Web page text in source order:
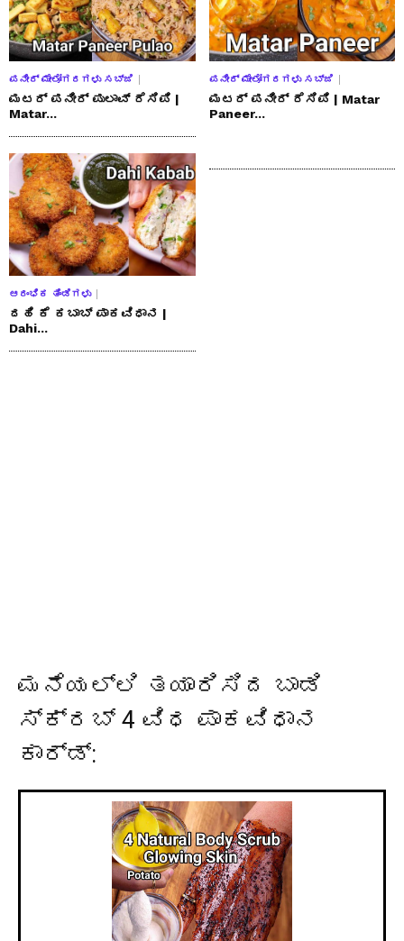
ಪನೀರ್ ಮೇಲೋಗರಗಳು ಸಬ್ಜಿ
ಮಟರ್ ಪನೀರ್ ಪುಲಾವ್ ರೆಸಿಪಿ |
Matar...
ಪನೀರ್ ಮೇಲೋಗರಗಳು ಸಬ್ಜಿ
ಮಟರ್ ಪನೀರ್ ರೆಸಿಪಿ | Matar
Paneer...
ಆರಂಭಿಕ ತಿಂಡಿಗಳು
ದಹಿ ಕೆ ಕಬಾಬ್ ಪಾಕವಿಧಾನ |
Dahi...
ಮನೆಯಲ್ಲಿ ತಯಾರಿಸಿದ ಬಾಡಿ
ಸ್ಕ್ರಬ್ 4 ವಿಧ ಪಾಕವಿಧಾನ
ಕಾರ್ಡ್: